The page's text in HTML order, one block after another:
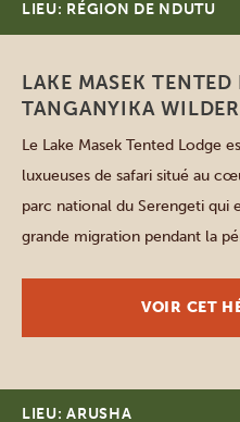
LIEU: RÉGION DE NDUTU
LAKE MASEK
TANGANYIKA
Le Lake Masek Tented Lodge
luxueuses de safari situé au
parc national du Serengeti qui
grande migration pendant la
VOIR CET
LIEU: ARUSHA